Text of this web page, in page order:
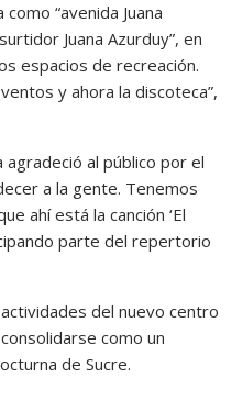
“avenida Juana
Juana Azurduy”, en
espacios de recreación.
y ahora la discoteca”,
al público por el
a la gente. Tenemos
ahí está la canción ‘El
parte del repertorio
del nuevo centro
como un
de Sucre.